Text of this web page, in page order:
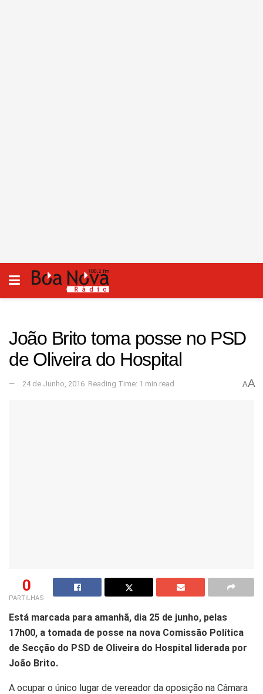
João Brito toma posse no PSD
de Oliveira do Hospital
24 de Junho, 2016 Reading Time: 1 min read AA
0
PARTILHAS
Está marcada para amanhã, dia 25 de junho, pelas
17h00, a tomada de posse na nova Comissão Política
de Secção do PSD de Oliveira do Hospital liderada por
João Brito.
A ocupar o único lugar de vereador da oposição na Câmara